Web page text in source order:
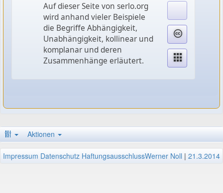
Auf dieser Seite von serlo.org
wird anhand vieler Beispiele
die Begriffe Abhängigkeit,
Unabhängigkeit, kollinear und
komplanar und deren
Zusammenhänge erläutert.
Aktionen
Impressum Datenschutz HaftungsausschlussWerner Noll | 21.3.2014